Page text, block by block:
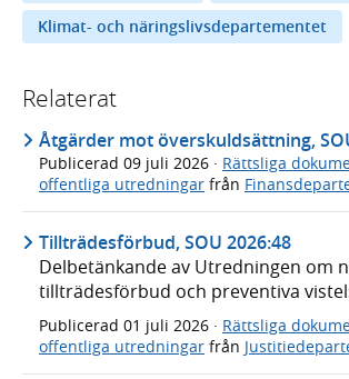
Klimat- och näringslivsdepartementet
Relaterat
Åtgärder mot överskuldsättning,
Publicerad 09 juli 2026 · Rättsliga
offentliga utredningar från
Tillträdesförbud, SOU 2026:48
Delbetänkande av Utredningen om
tillträdesförbud och preventiva
Publicerad 01 juli 2026 · Rättsliga
offentliga utredningar från